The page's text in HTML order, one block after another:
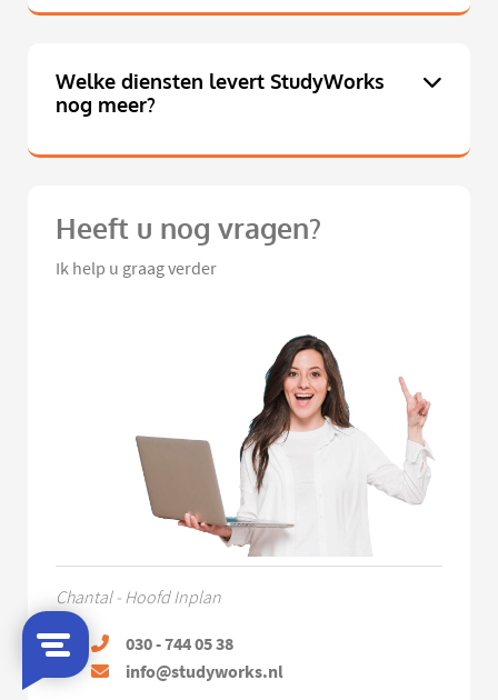
Welke diensten levert StudyWorks
nog meer?
Heeft u nog vragen?
Ik help u graag verder
Chantal - Hoofd Inplan
030 - 744 05 38
info@studyworks.nl